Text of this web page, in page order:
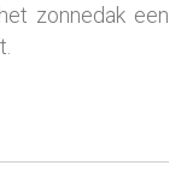
zonnedak een